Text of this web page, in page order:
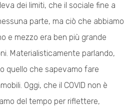
dei limiti, che il sociale fine a
parte, ma ciò che abbiamo
e mezzo era ben più grande
Materialisticamente parlando,
quello che sapevamo fare
Oggi, che il COVID non è
del tempo per riflettere,